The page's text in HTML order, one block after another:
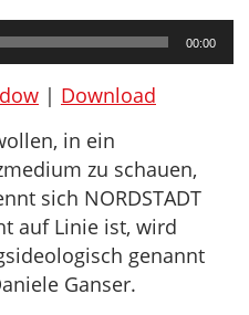
00:00
| Download
in ein
zu schauen,
sich NORDSTADT
auf Linie ist, wird
genannt
Ganser.